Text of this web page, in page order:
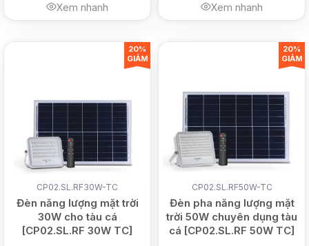
Xem nhanh Xem nhanh
CP02.SL.RF30W-TC
Đèn năng lượng mặt trời
30W cho tàu cá
[CP02.SL.RF 30W TC]
20%
GIẢM
CP02.SL.RF50W-TC
Đèn pha năng lượng mặt
trời 50W chuyên dụng tàu
cá [CP02.SL.RF 50W TC]
20%
GIẢM